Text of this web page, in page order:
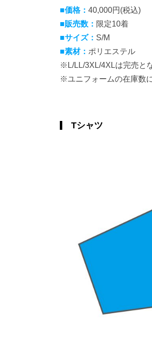
■価格： 40,000円(税込)
■販売数： 限定10着
■サイズ： S/M
■素材： ポリエステル
※L/LL/3XL/4XLは完売と
※ユニフォームの在庫数
Tシャツ